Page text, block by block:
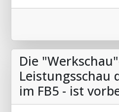
Die
Leistungsschau
im FB5 - ist